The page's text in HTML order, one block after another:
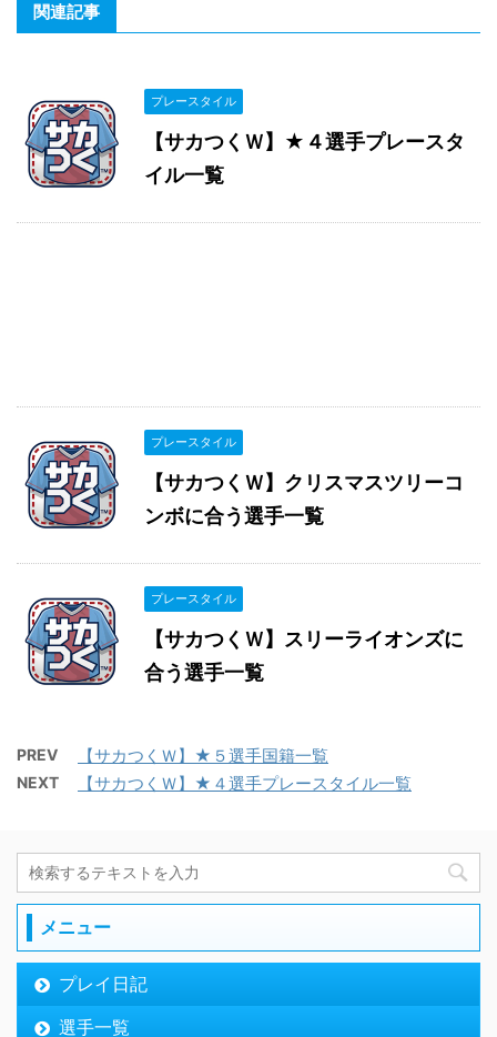
関連記事
プレースタイル
【サカつくＷ】★４選手プレースタ
イル一覧
プレースタイル
【サカつくＷ】クリスマスツリーコ
ンボに合う選手一覧
プレースタイル
【サカつくＷ】スリーライオンズに
合う選手一覧
PREV 【サカつくＷ】★５選手国籍一覧
NEXT 【サカつくＷ】★４選手プレースタイル一覧
メニュー
プレイ日記
選手一覧